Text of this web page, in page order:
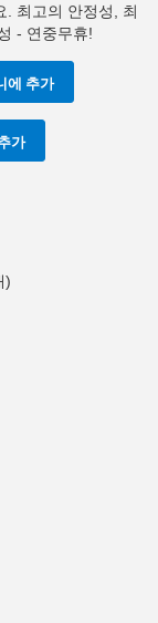
. 최고의 안정성, 최
- 연중무휴!
에 추가
가
)